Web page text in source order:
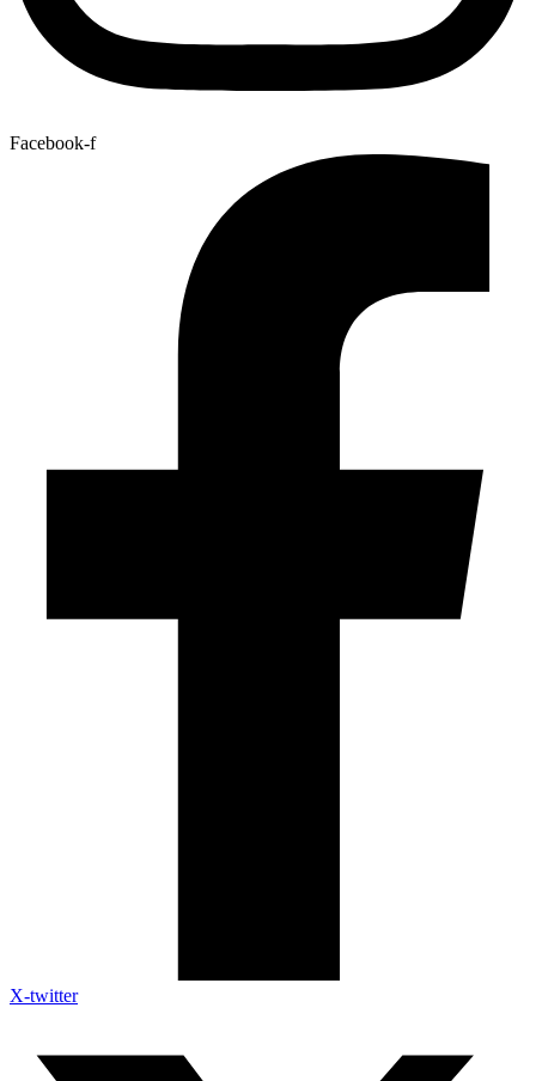
Facebook-f
X-twitter